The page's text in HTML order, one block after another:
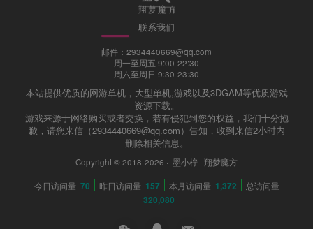
联系我们
邮件：2934440669@qq.com
周一至周五 9:00-22:30
周六至周日 9:30-23:30
本站提供优质的网游单机，大型单机,游戏以及3DGAM等优质游戏
资源下载。
游戏来源于网络购买或者交换，若有侵犯到您的权益，我们十分抱
歉，请您来信（2934440669@qq.com）告知，收到来信2小时内
删除相关信息。
Copyright © 2018-2026 · 墨小柠 | 翔梦魔方
今日访问量 70 昨日访问量 157 本月访问量 1,372 总访问量
320,080